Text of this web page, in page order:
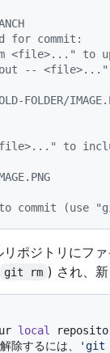
for commit:
<file>..." to
-- <file>..."
to
to commit
ポジトリにフ
git rm ) され、
local
除するには、 'git